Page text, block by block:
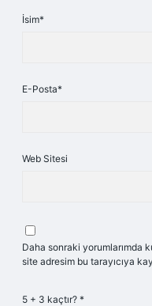
İsim*
E-Posta*
Web Sitesi
Daha sonraki yorumlarımda
site adresim bu tarayıcıya
5 + 3 kaçtır? *